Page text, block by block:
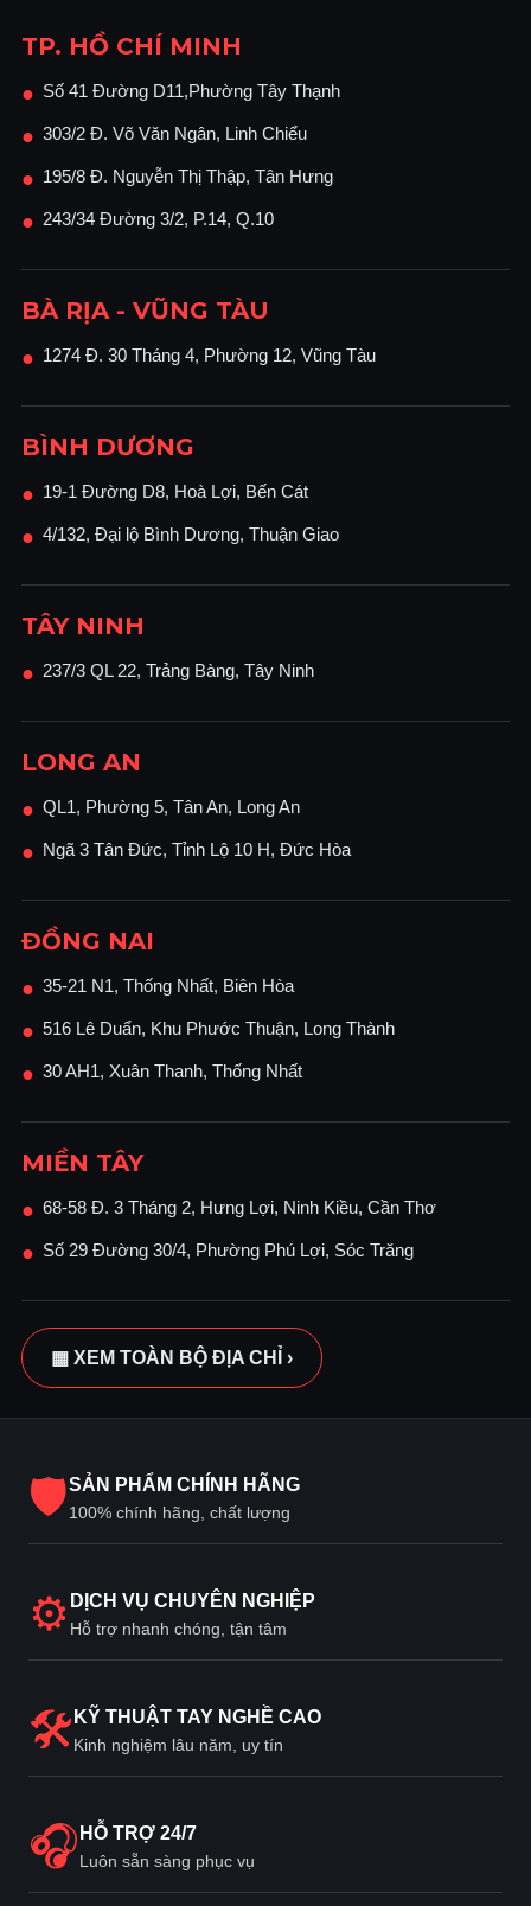
TP. HỒ CHÍ MINH
● Số 41 Đường D11,Phường Tây Thạnh
● 303/2 Đ. Võ Văn Ngân, Linh Chiểu
● 195/8 Đ. Nguyễn Thị Thập, Tân Hưng
● 243/34 Đường 3/2, P.14, Q.10
BÀ RỊA - VŨNG TÀU
● 1274 Đ. 30 Tháng 4, Phường 12, Vũng Tàu
BÌNH DƯƠNG
● 19-1 Đường D8, Hoà Lợi, Bến Cát
● 4/132, Đại lộ Bình Dương, Thuận Giao
TÂY NINH
● 237/3 QL 22, Trảng Bàng, Tây Ninh
LONG AN
● QL1, Phường 5, Tân An, Long An
● Ngã 3 Tân Đức, Tỉnh Lộ 10 H, Đức Hòa
ĐỒNG NAI
● 35-21 N1, Thống Nhất, Biên Hòa
● 516 Lê Duẩn, Khu Phước Thuận, Long Thành
● 30 AH1, Xuân Thanh, Thống Nhất
MIỀN TÂY
● 68-58 Đ. 3 Tháng 2, Hưng Lợi, Ninh Kiều, Cần Thơ
● Số 29 Đường 30/4, Phường Phú Lợi, Sóc Trăng
▦ XEM TOÀN BỘ ĐỊA CHỈ ›
🛡SẢN PHẨM CHÍNH HÃNG
100% chính hãng, chất lượng
⚙ DỊCH VỤ CHUYÊN NGHIỆP
Hỗ trợ nhanh chóng, tận tâm
🛠 KỸ THUẬT TAY NGHỀ CAO
Kinh nghiệm lâu năm, uy tín
🎧 HỖ TRỢ 24/7
Luôn sẵn sàng phục vụ